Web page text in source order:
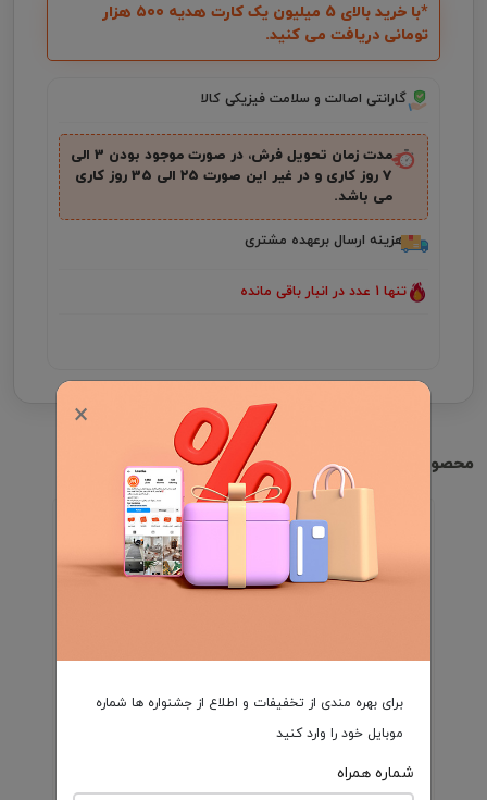
*با خرید بالای 5 میلیون یک کارت هدیه ۵۰۰ هزار
تومانی دریافت می کنید.
گارانتی اصالت و سلامت فیزیکی کالا
مدت زمان تحویل فرش، در صورت موجود بودن 3 الی
7 روز کاری و در غیر این صورت ۲5 الی 35 روز کاری
می باشد.
هزینه ارسال برعهده مشتری
تنها 1 عدد در انبار باقی مانده
محصولات مشابه
×
برای بهره مندی از تخفیفات و اطلاع از جشنواره ها شماره
موبایل خود را وارد کنید
شماره همراه